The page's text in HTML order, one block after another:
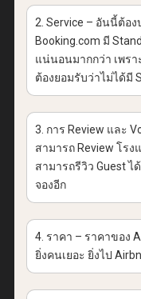
2. Service – อันนี้ต้อ
Booking.com มี
แน่นอนมากกว่า เพร
ต้องยอมรับว่าไม่ได้มี
3. การ Review และ
สามารถ Review โรง
สามารถรีวิว Guest
จองอีก
4. ราคา – ราคาของ
ยิ่งคนเยอะ ยิ่งไป